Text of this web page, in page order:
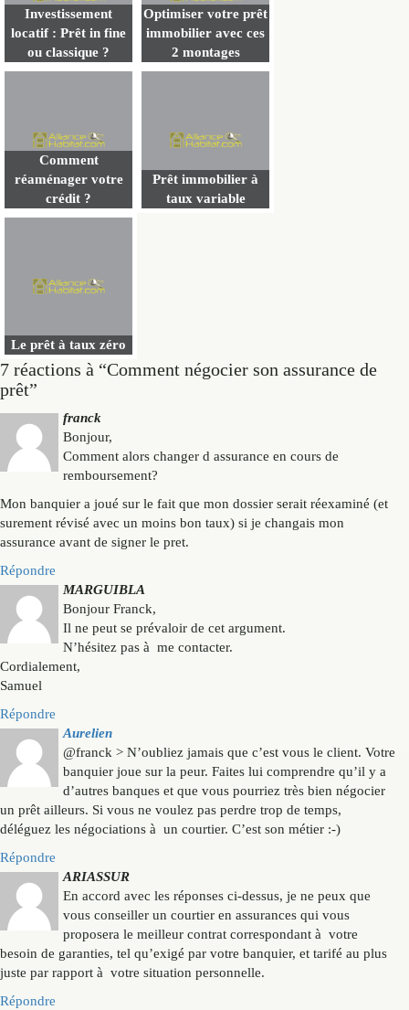
Investissement
locatif : Prêt in fine
ou classique ?
Optimiser votre prêt
immobilier avec ces
2 montages
Comment
réaménager votre
crédit ?
Prêt immobilier à
taux variable
Le prêt à taux zéro
7 réactions à “Comment négocier son assurance de
prêt”
franck
Bonjour,
Comment alors changer d assurance en cours de
remboursement?
Mon banquier a joué sur le fait que mon dossier serait réexaminé (et
surement révisé avec un moins bon taux) si je changais mon
assurance avant de signer le pret.
Répondre
MARGUIBLA
Bonjour Franck,
Il ne peut se prévaloir de cet argument.
N’hésitez pas à me contacter.
Cordialement,
Samuel
Répondre
Aurelien
@franck > N’oubliez jamais que c’est vous le client. Votre
banquier joue sur la peur. Faites lui comprendre qu’il y a
d’autres banques et que vous pourriez très bien négocier
un prêt ailleurs. Si vous ne voulez pas perdre trop de temps,
déléguez les négociations à un courtier. C’est son métier :-)
Répondre
ARIASSUR
En accord avec les réponses ci-dessus, je ne peux que
vous conseiller un courtier en assurances qui vous
proposera le meilleur contrat correspondant à votre
besoin de garanties, tel qu’exigé par votre banquier, et tarifé au plus
juste par rapport à votre situation personnelle.
Répondre